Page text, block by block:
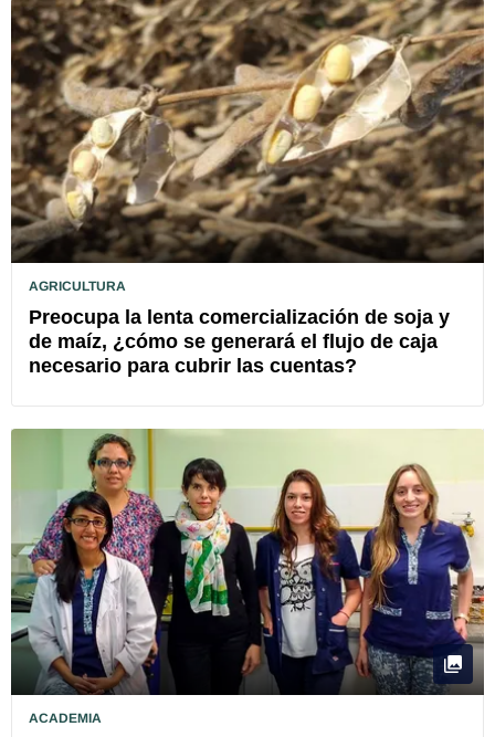
AGRICULTURA
Preocupa la lenta comercialización de soja y
de maíz, ¿cómo se generará el flujo de caja
necesario para cubrir las cuentas?
ACADEMIA